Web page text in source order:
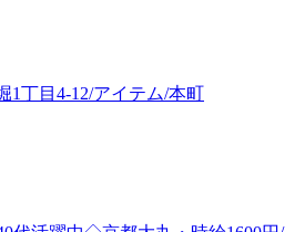
1丁目4-12/アイテム/本町